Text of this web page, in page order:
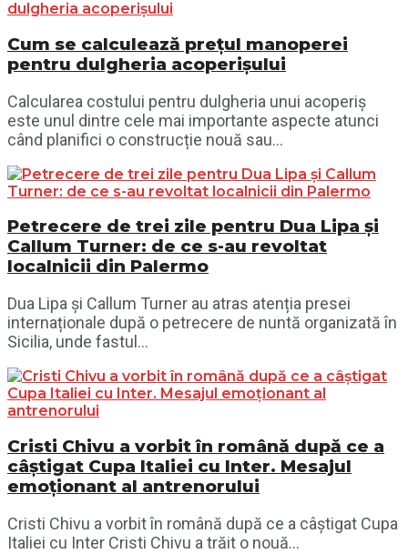
Cum se calculează prețul manoperei
pentru dulgheria acoperișului
Calcularea costului pentru dulgheria unui acoperiș
este unul dintre cele mai importante aspecte atunci
când planifici o construcție nouă sau...
Petrecere de trei zile pentru Dua Lipa și
Callum Turner: de ce s-au revoltat
localnicii din Palermo
Dua Lipa și Callum Turner au atras atenția presei
internaționale după o petrecere de nuntă organizată în
Sicilia, unde fastul...
Cristi Chivu a vorbit în română după ce a
câștigat Cupa Italiei cu Inter. Mesajul
emoționant al antrenorului
Cristi Chivu a vorbit în română după ce a câștigat Cupa
Italiei cu Inter Cristi Chivu a trăit o nouă...